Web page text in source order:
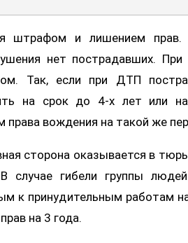
штрафом и лишением
нет пострадавших. При
Так, если при ДТП
на срок до 4-х лет или
права вождения на такой же
сторона оказывается в
случае гибели группы
к принудительным работам
на 3 года.